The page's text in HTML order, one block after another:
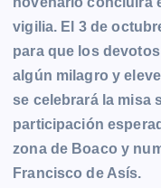
vigilia. El 3 de
para que los
algún milagro y
se celebrará la misa
participación
zona de Boaco y
Francisco de Asís.